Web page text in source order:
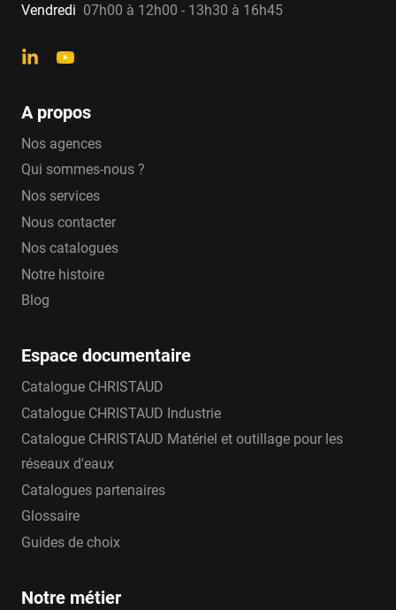
Vendredi 07h00 à 12h00 - 13h30 à 16h45
A propos
Nos agences
Qui sommes-nous ?
Nos services
Nous contacter
Nos catalogues
Notre histoire
Blog
Espace documentaire
Catalogue CHRISTAUD
Catalogue CHRISTAUD Industrie
Catalogue CHRISTAUD Matériel et outillage pour les
réseaux d'eaux
Catalogues partenaires
Glossaire
Guides de choix
Notre métier